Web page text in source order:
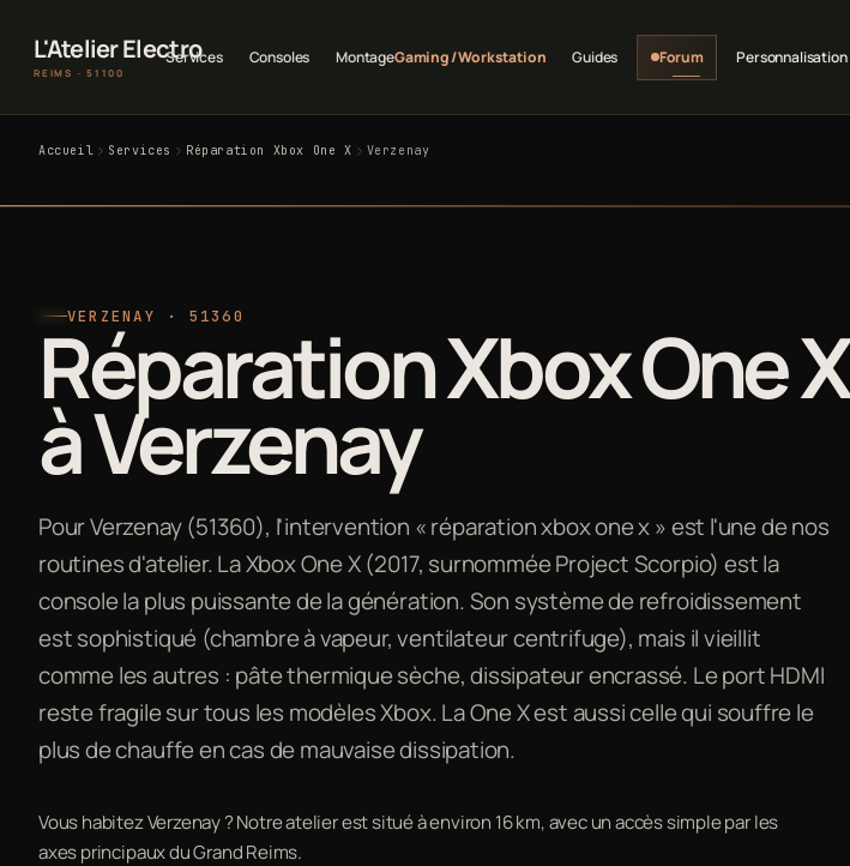
L'Atelier Electro
REIMS · 51100
Services Consoles MontageGaming / Workstation Guides Forum Personnalisation
Accueil Services Réparation Xbox One X Verzenay
VERZENAY · 51360
Réparation Xbox One X
à Verzenay
Pour Verzenay (51360), l'intervention « réparation xbox one x » est l'une de nos
routines d'atelier. La Xbox One X (2017, surnommée Project Scorpio) est la
console la plus puissante de la génération. Son système de refroidissement
est sophistiqué (chambre à vapeur, ventilateur centrifuge), mais il vieillit
comme les autres : pâte thermique sèche, dissipateur encrassé. Le port HDMI
reste fragile sur tous les modèles Xbox. La One X est aussi celle qui souffre le
plus de chauffe en cas de mauvaise dissipation.
Vous habitez Verzenay ? Notre atelier est situé à environ 16 km, avec un accès simple par les
axes principaux du Grand Reims.